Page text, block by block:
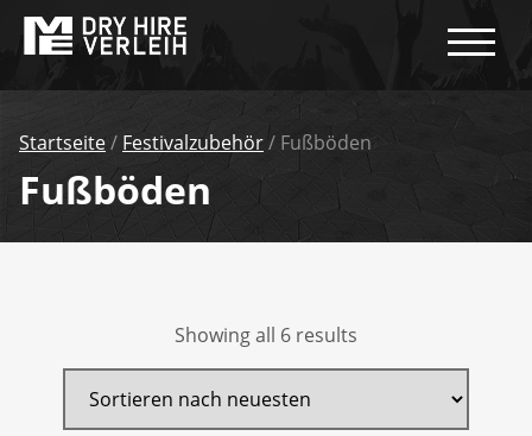
Startseite/ Festivalzubehör/ Fußböden
Fußböden
Showing all 6 results